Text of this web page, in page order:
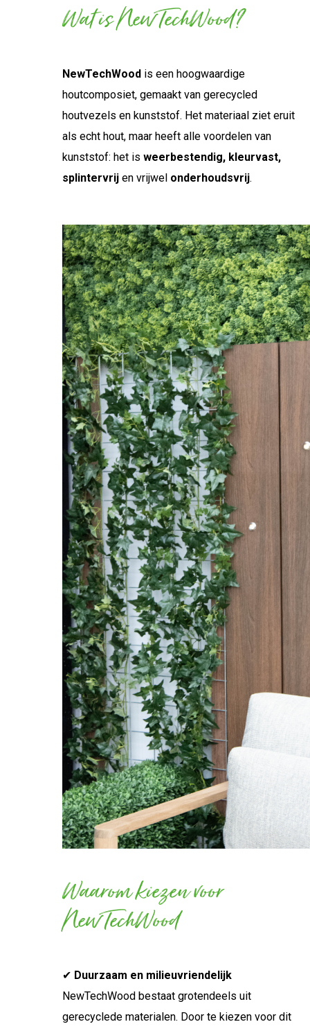
Wat is NewTechWood?
NewTechWood is een hoogwaardige
houtcomposiet, gemaakt van gerecycled
houtvezels en kunststof. Het materiaal ziet eruit
als echt hout, maar heeft alle voordelen van
kunststof: het is weerbestendig, kleurvast,
splintervrij en vrijwel onderhoudsvrij.
Waarom kiezen voor
NewTechWood
✔ Duurzaam en milieuvriendelijk
NewTechWood bestaat grotendeels uit
gerecyclede materialen. Door te kiezen voor dit